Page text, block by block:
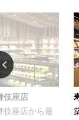
新情報をお届